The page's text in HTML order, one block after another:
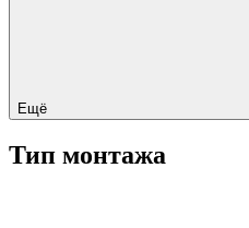
Ещё
Тип монтажа